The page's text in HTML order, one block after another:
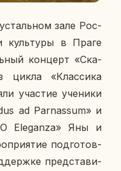
зале Рос­
куль­ту­ры в Праге
кон­церт «Ска­
цикла «Клас­си­ка
уча­стие уче­ни­ки
ad Рarnassum» и
Eleganza» Яны и
под­го­тов­
пред­ста­ви­